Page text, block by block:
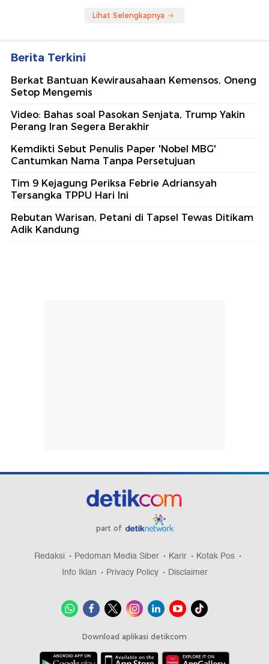
Lihat Selengkapnya
Berita Terkini
Berkat Bantuan Kewirausahaan Kemensos, Oneng
Setop Mengemis
Video: Bahas soal Pasokan Senjata, Trump Yakin
Perang Iran Segera Berakhir
Kemdikti Sebut Penulis Paper 'Nobel MBG'
Cantumkan Nama Tanpa Persetujuan
Tim 9 Kejagung Periksa Febrie Adriansyah
Tersangka TPPU Hari Ini
Rebutan Warisan, Petani di Tapsel Tewas Ditikam
Adik Kandung
part of
Redaksi Pedoman Media Siber Karir
Kotak Pos
Info Iklan
Privacy Policy Disclaimer
Download aplikasi detikcom